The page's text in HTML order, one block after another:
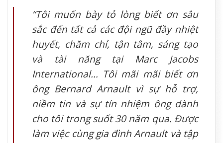
“Tôi muốn bày tỏ lòng biết ơn sâu
sắc đến tất cả các đội ngũ đầy nhiệt
huyết, chăm chỉ, tận tâm, sáng tạo
và tài năng tại Marc Jacobs
International… Tôi mãi mãi biết ơn
ông Bernard Arnault vì sự hỗ trợ,
niềm tin và sự tín nhiệm ông dành
cho tôi trong suốt 30 năm qua. Được
làm việc cùng gia đình Arnault và tập